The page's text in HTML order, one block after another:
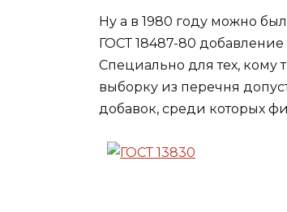
Ну а в 1980 году можно
ГОСТ 18487-80
Специально для тех,
выборку из перечня
добавок, среди которых